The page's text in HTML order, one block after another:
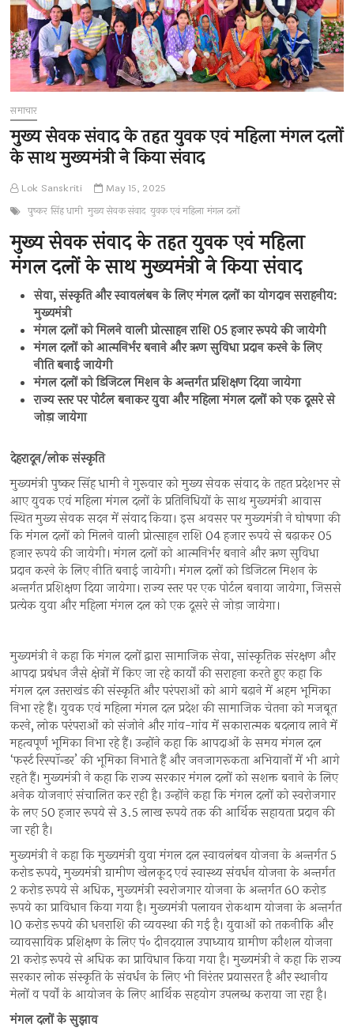
समाचार
मुख्य सेवक संवाद के तहत युवक एवं महिला मंगल दलों
के साथ मुख्यमंत्री ने किया संवाद
Lok Sanskriti
May 15, 2025
पुष्कर सिंह धामी मुख्य सेवक संवाद युवक एवं महिला मंगल दलों
मुख्य सेवक संवाद के तहत युवक एवं महिला
मंगल दलों के साथ मुख्यमंत्री ने किया संवाद
सेवा, संस्कृति और स्वावलंबन के लिए मंगल दलों का योगदान सराहनीय:
मुख्यमंत्री
मंगल दलों को मिलने वाली प्रोत्साहन राशि 05 हजार रूपये की जायेगी
मंगल दलों को आत्मनिर्भर बनाने और ऋण सुविधा प्रदान करने के लिए
नीति बनाई जायेगी
मंगल दलों को डिजिटल मिशन के अन्तर्गत प्रशिक्षण दिया जायेगा
राज्य स्तर पर पोर्टल बनाकर युवा और महिला मंगल दलों को एक दूसरे से
जोड़ा जायेगा
देहरादून/लोक संस्कृति
मुख्यमंत्री पुष्कर सिंह धामी ने गुरूवार को मुख्य सेवक संवाद के तहत प्रदेशभर से
आए युवक एवं महिला मंगल दलों के प्रतिनिधियों के साथ मुख्यमंत्री आवास
स्थित मुख्य सेवक सदन में संवाद किया। इस अवसर पर मुख्यमंत्री ने घोषणा की
कि मंगल दलों को मिलने वाली प्रोत्साहन राशि 04 हजार रूपये से बढ़ाकर 05
हजार रूपये की जायेगी। मंगल दलों को आत्मनिर्भर बनाने और ऋण सुविधा
प्रदान करने के लिए नीति बनाई जायेगी। मंगल दलों को डिजिटल मिशन के
अन्तर्गत प्रशिक्षण दिया जायेगा। राज्य स्तर पर एक पोर्टल बनाया जायेगा, जिससे
प्रत्येक युवा और महिला मंगल दल को एक दूसरे से जोड़ा जायेगा।
मुख्यमंत्री ने कहा कि मंगल दलों द्वारा सामाजिक सेवा, सांस्कृतिक संरक्षण और
आपदा प्रबंधन जैसे क्षेत्रों में किए जा रहे कार्यों की सराहना करते हुए कहा कि
मंगल दल उत्तराखंड की संस्कृति और परंपराओं को आगे बढ़ाने में अहम भूमिका
निभा रहे हैं। युवक एवं महिला मंगल दल प्रदेश की सामाजिक चेतना को मजबूत
करने, लोक परंपराओं को संजोने और गांव-गांव में सकारात्मक बदलाव लाने में
महत्वपूर्ण भूमिका निभा रहे हैं। उन्होंने कहा कि आपदाओं के समय मंगल दल
‘फर्स्ट रिस्पॉन्डर’ की भूमिका निभाते हैं और जनजागरूकता अभियानों में भी आगे
रहते हैं। मुख्यमंत्री ने कहा कि राज्य सरकार मंगल दलों को सशक्त बनाने के लिए
अनेक योजनाएं संचालित कर रही है। उन्होंने कहा कि मंगल दलों को स्वरोजगार
के लए 50 हजार रूपये से 3.5 लाख रूपये तक की आर्थिक सहायता प्रदान की
जा रही है।
मुख्यमंत्री ने कहा कि मुख्यमंत्री युवा मंगल दल स्वावलंबन योजना के अन्तर्गत 5
करोड रूपये, मुख्यमंत्री ग्रामीण खेलकूद एवं स्वास्थ्य संवर्धन योजना के अन्तर्गत
2 करोड़ रूपये से अधिक, मुख्यमंत्री स्वरोजगार योजना के अन्तर्गत 60 करोड़
रूपये का प्राविधान किया गया है। मुख्यमंत्री पलायन रोकथाम योजना के अन्तर्गत
10 करोड़ रूपये की धनराशि की व्यवस्था की गई है। युवाओं को तकनीकि और
व्यावसायिक प्रशिक्षण के लिए पं० दीनदयाल उपाध्याय ग्रामीण कौशल योजना
21 करोड़ रूपये से अधिक का प्राविधान किया गया है। मुख्यमंत्री ने कहा कि राज्य
सरकार लोक संस्कृति के संवर्धन के लिए भी निरंतर प्रयासरत है और स्थानीय
मेलों व पर्वों के आयोजन के लिए आर्थिक सहयोग उपलब्ध कराया जा रहा है।
मंगल दलों के सुझाव